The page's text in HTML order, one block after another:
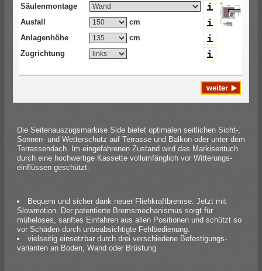
Gestell
Säulenmontage
Ausfall
cm
Anlagenhöhe
cm
Zugrichtung
Die Seitenauszugsmarkise Side bietet optimalen seitlichen Sicht-,
Sonnen- und Wetterschutz auf Terrasse und Balkon oder unter dem
Terrassendach. Im eingefahrenen Zustand wird das Markisentuch
durch eine hochwertige Kassette vollumfänglich vor Witterungs­
einflüssen geschützt.
Bequem und sicher dank neuer Fliehkraftbremse. Jetzt mit
Slowmotion. Der patentierte Bremsmechanismus sorgt für
müheloses, sanftes Einfahren aus allen Positionen und schützt so
vor Schäden durch unbeabsichtigte Fehlbedienung.
vielseitig einsetzbar durch drei verschiedene Befestigungs­
varianten an Boden, Wand oder Brüstung